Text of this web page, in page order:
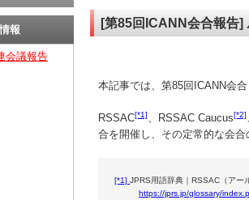
[第85回ICANN会合報告]
本記事では、第85回ICANN会
RSSAC[*1] 、RSSAC Caucus[*2]
合を開催し、その定常的な会
[*1] JPRS用語辞典｜RSSAC（アー
https://jprs.jp/glossary/
報
会議報告